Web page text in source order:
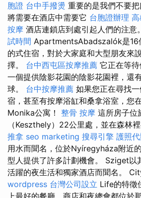
胞證 台中手撥燙 重要的是我們不要
將需要在酒店中需要它 台胞證辦理
按摩 酒店連鎖店到處引起人們的注意
試時間 ApartmentsAbadszalók是16
的式住宿，對於大家庭和大型朋友來
擇。 台中西屯區按摩推薦 它正在等
一個提供陰影花園的陰影花園裡，還
球。 台中按摩推薦 如果您正在尋找
宿，甚至有按摩浴缸和桑拿浴室，您
Monika公寓！ 整骨 按摩 這所房子位
（Keszthely）22公里處，並在森林
推拿 seo marketing 搜尋引擎 護照
用水而聞名，位於Nyíregyháza附近
型人提供了許多計劃機會。 Sziget以
活躍的夜生活和獨家酒店而聞名。
wordpress 台灣公司設立 Life的特徵
上最好的餐廳，商店和夜總會都位於